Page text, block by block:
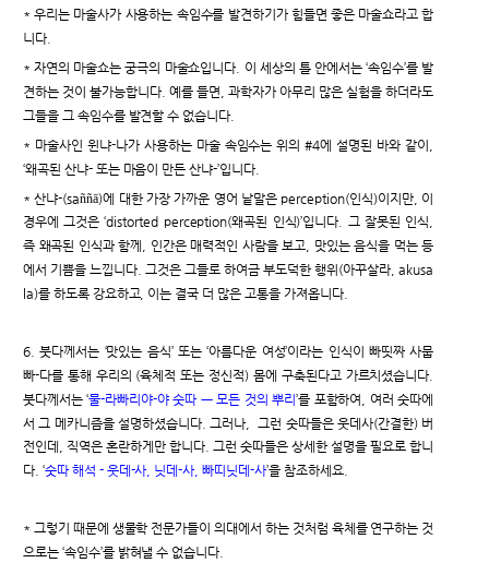
* 우리는 마술사가 사용하는 속임수를 발견하기가 힘들면 좋은 마술쇼라고 합
니다.
* 자연의 마술쇼는 궁극의 마술쇼입니다. 이 세상의 틀 안에서는 ‘속임수’를 발
견하는 것이 불가능합니다. 예를 들면, 과학자가 아무리 많은 실험을 하더라도
그들을 그 속임수를 발견할 수 없습니다.
* 마술사인 윈냐-나가 사용하는 마술 속임수는 위의 #4에 설명된 바와 같이,
‘왜곡된 산냐- 또는 마음이 만든 산냐-’입니다.
* 산냐-(saññā)에 대한 가장 가까운 영어 낱말은 perception(인식)이지만, 이
경우에 그것은 ‘distorted perception(왜곡된 인식)’입니다. 그 잘못된 인식,
즉 왜곡된 인식과 함께, 인간은 매력적인 사람을 보고, 맛있는 음식을 먹는 등
에서 기쁨을 느낍니다. 그것은 그들로 하여금 부도덕한 행위(아꾸살라, akusa
la)를 하도록 강요하고, 이는 결국 더 많은 고통을 가져옵니다.
6. 붓다께서는 ‘맛있는 음식’ 또는 ‘아름다운 여성’이라는 인식이 빠띳짜 사뭅
빠-다를 통해 우리의 (육체적 또는 정신적) 몸에 구축된다고 가르치셨습니다.
붓다께서는 ‘물-라빠리야-야 숫따 ㅡ 모든 것의 뿌리’를 포함하여, 여러 숫따에
서 그 메카니즘을 설명하셨습니다. 그러나, 그런 숫따들은 웃데사(간결한) 버
전인데, 직역은 혼란하게만 합니다. 그런 숫따들은 상세한 설명을 필요로 합니
다. ‘숫따 해석 - 웃데-사, 닛데-사, 빠띠닛데-사’을 참조하세요.
* 그렇기 때문에 생물학 전문가들이 의대에서 하는 것처럼 육체를 연구하는 것
으로는 ‘속임수’를 밝혀낼 수 없습니다.